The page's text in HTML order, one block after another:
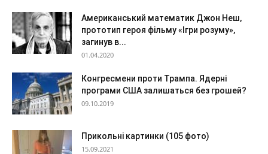
Американський математик Джон Неш,
прототип героя фільму «Ігри розуму»,
загинув в...
01.04.2020
Конгресмени проти Трампа. Ядерні
програми США залишаться без грошей?
09.10.2019
Прикольні картинки (105 фото)
15.09.2021